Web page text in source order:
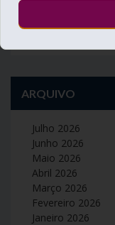
ARQUIVO
Julho 2026
Junho 2026
Maio 2026
Abril 2026
Março 2026
Fevereiro 2026
Janeiro 2026